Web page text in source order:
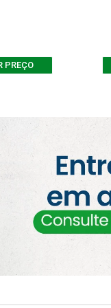
PREÇO